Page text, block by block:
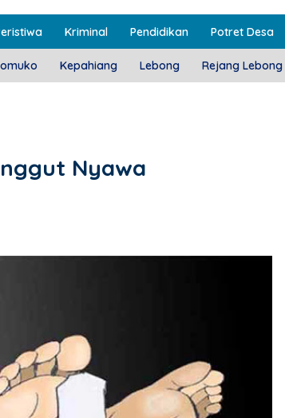
Kriminal Pendidikan Potret Desa
Kepahiang Lebong Rejang Lebong
Nyawa